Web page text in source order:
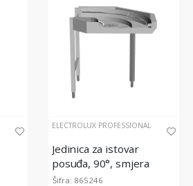
ELECTROLUX PROFESSIONAL
Jedinica za istovar
posuđa, 90°, smjera
suprotno od kazaljke na
Šifra: 865246